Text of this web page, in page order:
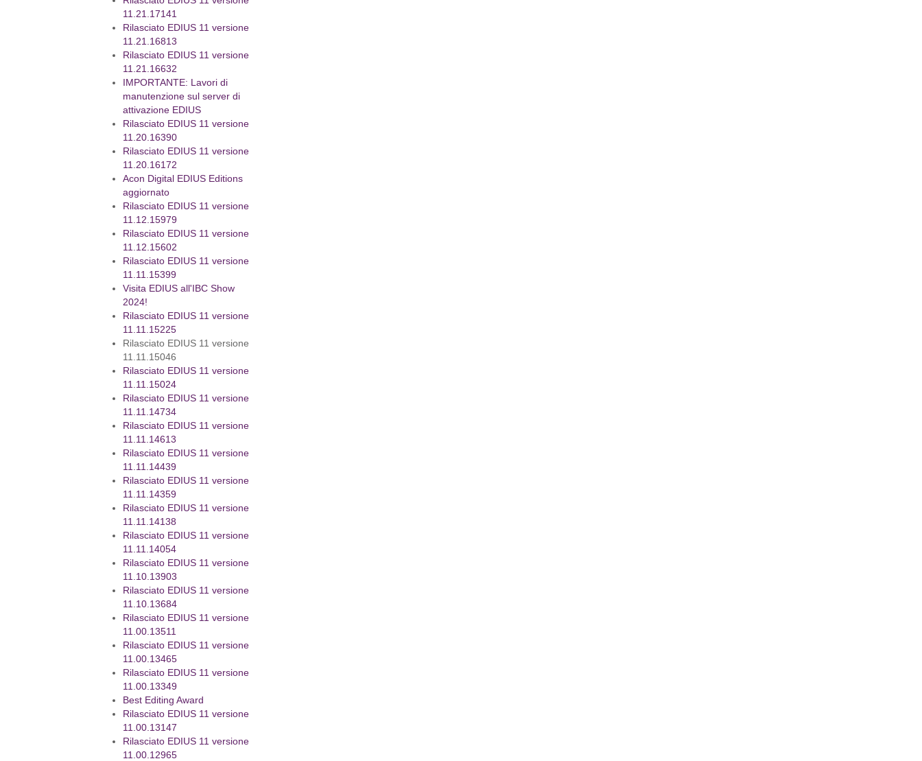
11.21.17141
Rilasciato EDIUS 11 versione
11.21.16813
Rilasciato EDIUS 11 versione
11.21.16632
IMPORTANTE: Lavori di
manutenzione sul server di
attivazione EDIUS
Rilasciato EDIUS 11 versione
11.20.16390
Rilasciato EDIUS 11 versione
11.20.16172
Acon Digital EDIUS Editions
aggiornato
Rilasciato EDIUS 11 versione
11.12.15979
Rilasciato EDIUS 11 versione
11.12.15602
Rilasciato EDIUS 11 versione
11.11.15399
Visita EDIUS all'IBC Show
2024!
Rilasciato EDIUS 11 versione
11.11.15225
Rilasciato EDIUS 11 versione
11.11.15046
Rilasciato EDIUS 11 versione
11.11.15024
Rilasciato EDIUS 11 versione
11.11.14734
Rilasciato EDIUS 11 versione
11.11.14613
Rilasciato EDIUS 11 versione
11.11.14439
Rilasciato EDIUS 11 versione
11.11.14359
Rilasciato EDIUS 11 versione
11.11.14138
Rilasciato EDIUS 11 versione
11.11.14054
Rilasciato EDIUS 11 versione
11.10.13903
Rilasciato EDIUS 11 versione
11.10.13684
Rilasciato EDIUS 11 versione
11.00.13511
Rilasciato EDIUS 11 versione
11.00.13465
Rilasciato EDIUS 11 versione
11.00.13349
Best Editing Award
Rilasciato EDIUS 11 versione
11.00.13147
Rilasciato EDIUS 11 versione
11.00.12965